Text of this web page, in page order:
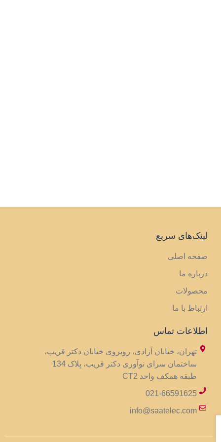
لینک‌های سریع
صفحه اصلی
درباره ما
محصولات
ارتباط با ما
اطلاعات تماس
تهران، خیابان آزادی، روبروی خیابان دکتر قریب،
ساختمان سرای نوآوری دکتر قریب، پلاک 134
طبقه همکف واحد CT2
021-66591625
info@saatelec.com